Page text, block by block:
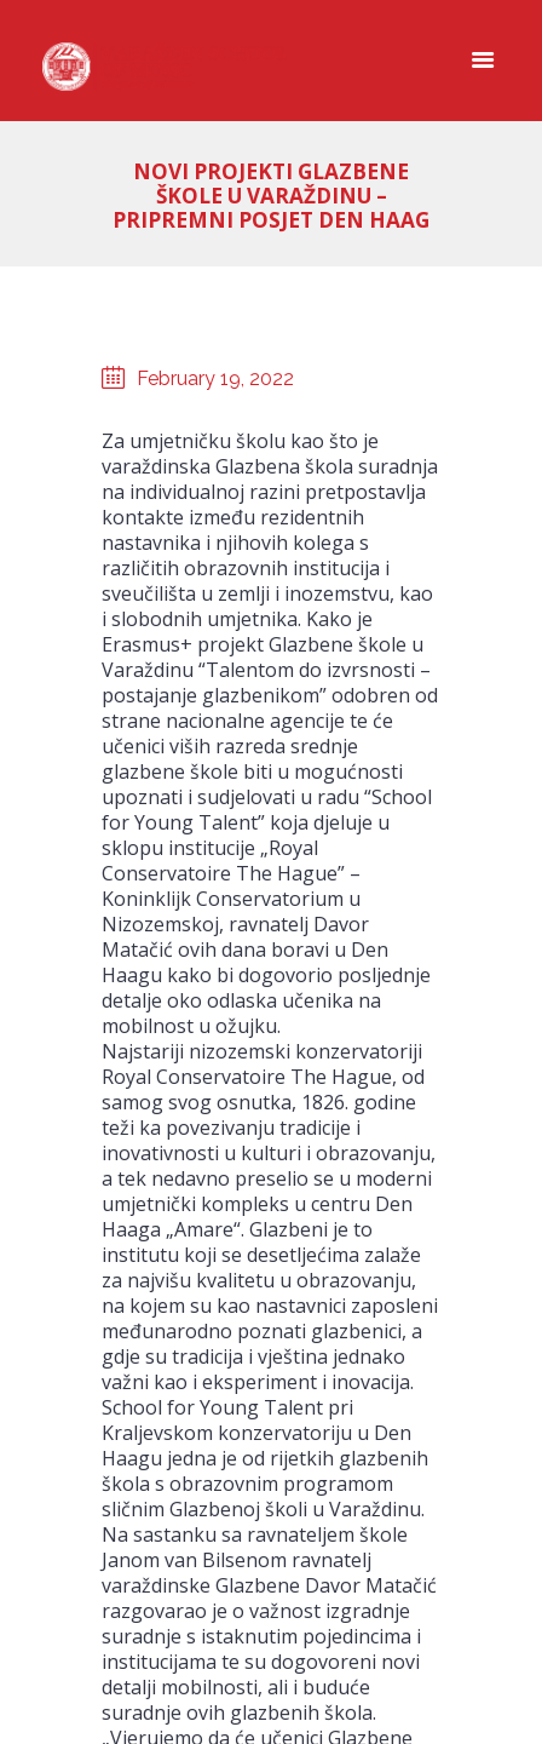
NOVI PROJEKTI GLAZBENE
ŠKOLE U VARAŽDINU –
PRIPREMNI POSJET DEN HAAG
February 19, 2022
Za umjetničku školu kao što je
varaždinska Glazbena škola suradnja
na individualnoj razini pretpostavlja
kontakte između rezidentnih
nastavnika i njihovih kolega s
različitih obrazovnih institucija i
sveučilišta u zemlji i inozemstvu, kao
i slobodnih umjetnika. Kako je
Erasmus+ projekt Glazbene škole u
Varaždinu “Talentom do izvrsnosti –
postajanje glazbenikom” odobren od
strane nacionalne agencije te će
učenici viših razreda srednje
glazbene škole biti u mogućnosti
upoznati i sudjelovati u radu “School
for Young Talent” koja djeluje u
sklopu institucije „Royal
Conservatoire The Hague” –
Koninklijk Conservatorium u
Nizozemskoj, ravnatelj Davor
Matačić ovih dana boravi u Den
Haagu kako bi dogovorio posljednje
detalje oko odlaska učenika na
mobilnost u ožujku.
Najstariji nizozemski konzervatoriji
Royal Conservatoire The Hague, od
samog svog osnutka, 1826. godine
teži ka povezivanju tradicije i
inovativnosti u kulturi i obrazovanju,
a tek nedavno preselio se u moderni
umjetnički kompleks u centru Den
Haaga „Amare“. Glazbeni je to
institutu koji se desetljećima zalaže
za najvišu kvalitetu u obrazovanju,
na kojem su kao nastavnici zaposleni
međunarodno poznati glazbenici, a
gdje su tradicija i vještina jednako
važni kao i eksperiment i inovacija.
School for Young Talent pri
Kraljevskom konzervatoriju u Den
Haagu jedna je od rijetkih glazbenih
škola s obrazovnim programom
sličnim Glazbenoj školi u Varaždinu.
Na sastanku sa ravnateljem škole
Janom van Bilsenom ravnatelj
varaždinske Glazbene Davor Matačić
razgovarao je o važnost izgradnje
suradnje s istaknutim pojedincima i
institucijama te su dogovoreni novi
detalji mobilnosti, ali i buduće
suradnje ovih glazbenih škola.
„Vjerujemo da će učenici Glazbene